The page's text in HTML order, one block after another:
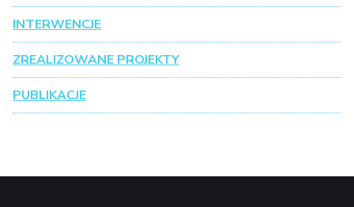
INTERWENCJE
ZREALIZOWANE PROJEKTY
PUBLIKACJE